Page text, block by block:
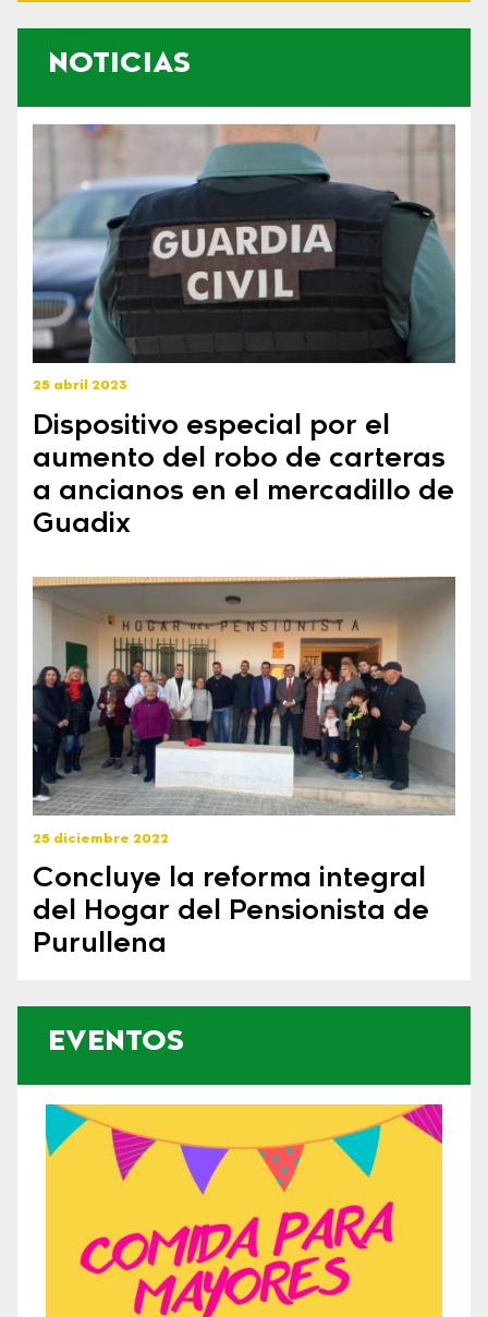
NOTICIAS
25 abril 2023
Dispositivo especial por el
aumento del robo de carteras
a ancianos en el mercadillo de
Guadix
25 diciembre 2022
Concluye la reforma integral
del Hogar del Pensionista de
Purullena
EVENTOS